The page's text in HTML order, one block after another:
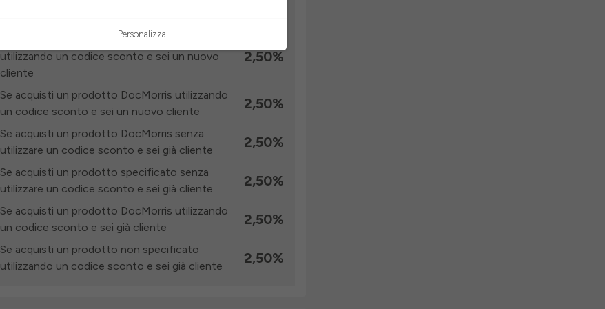
Se acquisti un prodotto non specificato
utilizzando un codice sconto e sei un nuovo
cliente
2,50%
Se acquisti un prodotto DocMorris utilizzando
un codice sconto e sei un nuovo cliente
2,50%
Se acquisti un prodotto DocMorris senza
utilizzare un codice sconto e sei già cliente
2,50%
Se acquisti un prodotto specificato senza
utilizzare un codice sconto e sei già cliente
2,50%
Se acquisti un prodotto DocMorris utilizzando
un codice sconto e sei già cliente
2,50%
Se acquisti un prodotto non specificato
utilizzando un codice sconto e sei già cliente
2,50%
Personalizza